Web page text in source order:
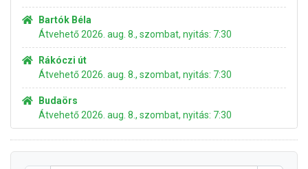
Bartók Béla
Átvehető 2026. aug. 8., szombat, nyitás: 7:30
Rákóczi út
Átvehető 2026. aug. 8., szombat, nyitás: 7:30
Budaörs
Átvehető 2026. aug. 8., szombat, nyitás: 7:30